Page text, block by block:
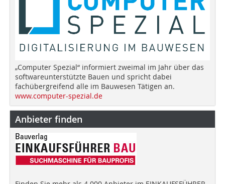
„Computer Spezial“ informiert zweimal im Jahr über das
softwareunterstützte Bauen und spricht dabei
fachübergreifend alle im Bauwesen Tätigen an.
www.computer-spezial.de
Anbieter finden